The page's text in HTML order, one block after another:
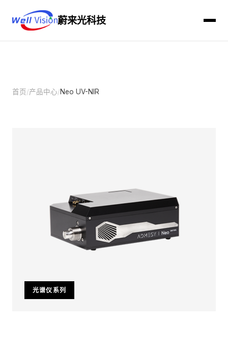
蔚来光科技
首页/产品中心/Neo UV-NIR
光谱仪系列